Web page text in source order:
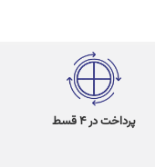
پرداخت در 4 قسط